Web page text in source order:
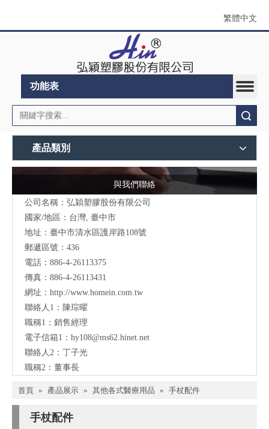
繁體中文
功能表
產品類別
與我們聯絡
公司名稱：弘穎塑膠股份有限公司
國家/地區：台灣, 臺中市
地址：臺中市清水區護岸路108號
郵遞區號：436
電話：886-4-26113375
傳真：886-4-26113431
網址： http://www.homein.com.tw
聯絡人1：陳琮曜
職稱1：銷售經理
電子信箱1： hy108@ms62.hinet.net
聯絡人2：丁子光
職稱2：董事長
首頁 » 產品展示 » 其他各式醫療用品 » 手杖配件
手杖配件